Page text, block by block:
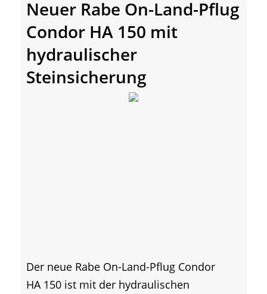
Neuer Rabe On-Land-Pflug
Condor HA 150 mit
hydraulischer
Steinsicherung
Der neue Rabe On-Land-Pflug Condor
HA 150 ist mit der hydraulischen